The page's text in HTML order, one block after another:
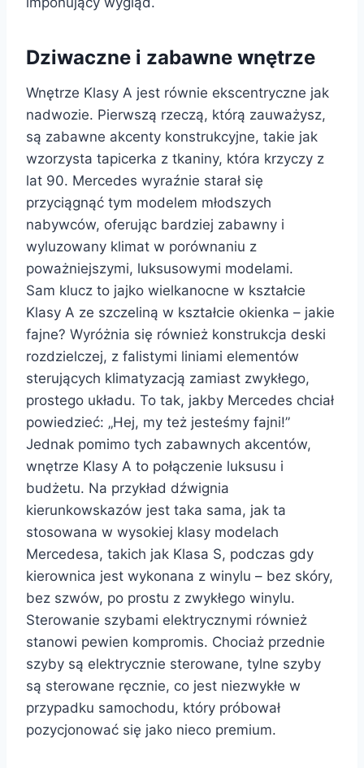
Dziwaczne i zabawne wnętrze
Wnętrze Klasy A jest równie ekscentryczne jak
nadwozie. Pierwszą rzeczą, którą zauważysz,
są zabawne akcenty konstrukcyjne, takie jak
wzorzysta tapicerka z tkaniny, która krzyczy z
lat 90. Mercedes wyraźnie starał się
przyciągnąć tym modelem młodszych
nabywców, oferując bardziej zabawny i
wyluzowany klimat w porównaniu z
poważniejszymi, luksusowymi modelami.
Sam klucz to jajko wielkanocne w kształcie
Klasy A ze szczeliną w kształcie okienka – jakie
fajne? Wyróżnia się również konstrukcja deski
rozdzielczej, z falistymi liniami elementów
sterujących klimatyzacją zamiast zwykłego,
prostego układu. To tak, jakby Mercedes chciał
powiedzieć: „Hej, my też jesteśmy fajni!”
Jednak pomimo tych zabawnych akcentów,
wnętrze Klasy A to połączenie luksusu i
budżetu. Na przykład dźwignia
kierunkowskazów jest taka sama, jak ta
stosowana w wysokiej klasy modelach
Mercedesa, takich jak Klasa S, podczas gdy
kierownica jest wykonana z winylu – bez skóry,
bez szwów, po prostu z zwykłego winylu.
Sterowanie szybami elektrycznymi również
stanowi pewien kompromis. Chociaż przednie
szyby są elektrycznie sterowane, tylne szyby
są sterowane ręcznie, co jest niezwykłe w
przypadku samochodu, który próbował
pozycjonować się jako nieco premium.